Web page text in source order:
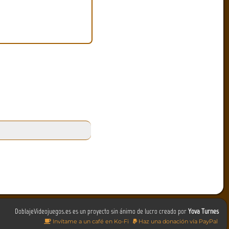
DoblajeVideojuegos.es es un proyecto sin ánimo de lucro creado porYova Turnes
Invítame a un café en Ko-Fi Haz una donación vía PayPal